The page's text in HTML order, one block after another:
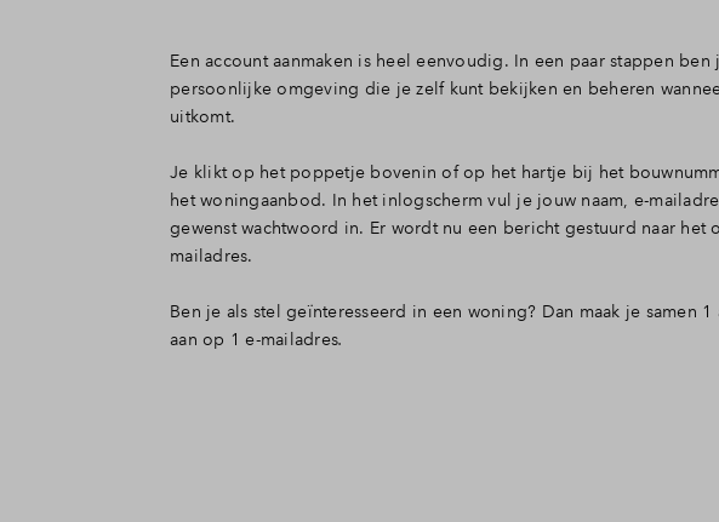
Een account aanmaken is heel eenvoudig. In een paar stappen ben
persoonlijke omgeving die je zelf kunt bekijken en beheren
uitkomt.
Je klikt op het poppetje bovenin of op het hartje bij het
het woningaanbod. In het inlogscherm vul je jouw naam, e-
gewenst wachtwoord in. Er wordt nu een bericht gestuurd naar het
mailadres.
Ben je als stel geïnteresseerd in een woning? Dan maak je samen 1
aan op 1 e-mailadres.